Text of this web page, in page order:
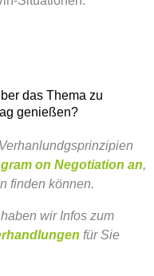
das Thema zu
genießen?
on Negotiation an,
finden können.
haben wir Infos zum
für Sie